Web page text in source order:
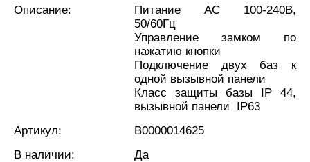
Описание:
Питание АС 100-240В,
50/60Гц
Управление замком по
нажатию кнопки
Подключение двух баз к
одной вызывной панели
Класс защиты базы IP 44,
вызывной панели IP63
Артикул:
В0000014625
В наличии:
Да